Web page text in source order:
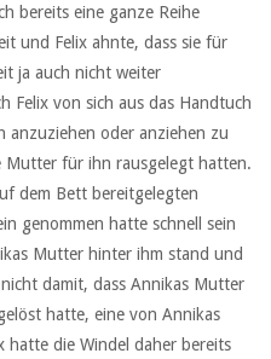
bereits eine ganze Reihe
und Felix ahnte, dass sie für
ja auch nicht weiter
Felix von sich aus das Handtuch
anzuziehen oder anziehen zu
Mutter für ihn rausgelegt hatten.
dem Bett bereitgelegten
genommen hatte schnell sein
Mutter hinter ihm stand und
damit, dass Annikas Mutter
hatte, eine von Annikas
hatte die Windel daher bereits